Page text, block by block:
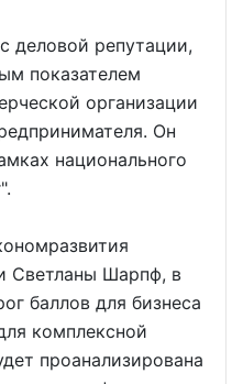
деловой репутации,
показателем
организации
Он
национального
Светланы Шарпф, в
баллов для бизнеса
комплексной
проанализирована